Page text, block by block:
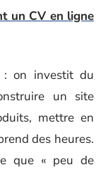
un CV en ligne
: on investit du
un site
mettre en
des heures.
que « peu de